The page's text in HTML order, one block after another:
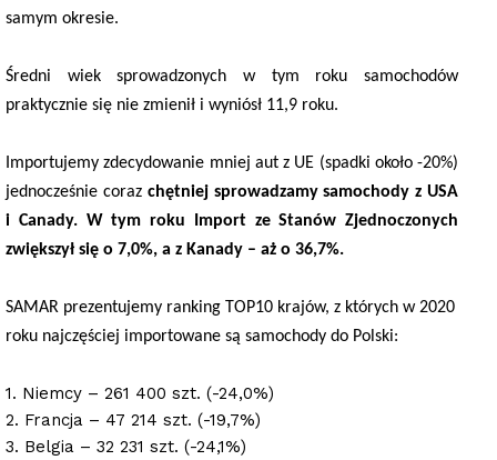
samym okresie.
Średni wiek sprowadzonych w tym roku samochodów
praktycznie się nie zmienił i wyniósł 11,9 roku.
Importujemy zdecydowanie mniej aut z UE (spadki około -20%)
jednocześnie coraz chętniej sprowadzamy samochody z USA
i Canady. W tym roku Import ze Stanów Zjednoczonych
zwiększył się o 7,0%, a z Kanady – aż o 36,7%.
SAMAR prezentujemy ranking TOP10 krajów, z których w 2020
roku najczęściej importowane są samochody do Polski:
1. Niemcy – 261 400 szt. (-24,0%)
2. Francja – 47 214 szt. (-19,7%)
3. Belgia – 32 231 szt. (-24,1%)